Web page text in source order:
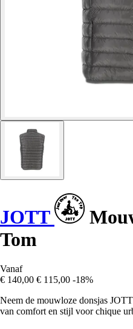
JOTT
Tom
Vanaf
€ 140,00 € 115,00 -18%
Neem de mouwloze donsjas
van comfort en stijl voor chique